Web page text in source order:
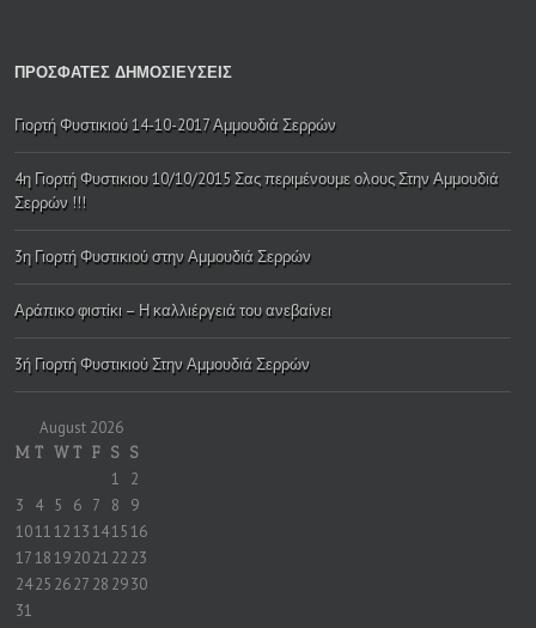
ΠΡΟΣΦΑΤΕΣ ΔΗΜΟΣΙΕΥΣΕΙΣ
Γιορτή Φυστικιού 14-10-2017 Αμμουδιά Σερρών
4η Γιορτή Φυστικιου 10/10/2015 Σας περιμένουμε ολους Στην Αμμουδιά
Σερρών !!!
3η Γιορτή Φυστικιού στην Αμμουδιά Σερρών
Αράπικο φιστίκι – Η καλλιέργειά του ανεβαίνει
3ή Γιορτή Φυστικιού Στην Αμμουδιά Σερρών
August 2026
M T W T F S S
1
2
3
4 5 6 7 8
9
10111213141516
1718192021 22 23
2425 2627 28 2930
31